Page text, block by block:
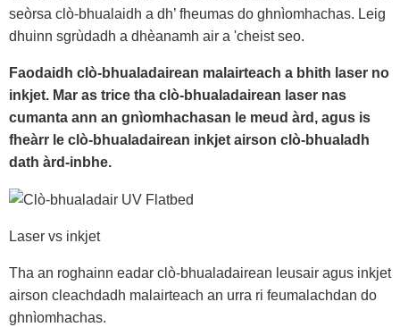
seòrsa clò-bhualaidh a dh’ fheumas do ghnìomhachas. Leig
dhuinn sgrùdadh a dhèanamh air a 'cheist seo.
Faodaidh clò-bhualadairean malairteach a bhith laser no
inkjet. Mar as trice tha clò-bhualadairean laser nas
cumanta ann an gnìomhachasan le meud àrd, agus is
fheàrr le clò-bhualadairean inkjet airson clò-bhualadh
dath àrd-inbhe.
Laser vs inkjet
Tha an roghainn eadar clò-bhualadairean leusair agus inkjet
airson cleachdadh malairteach an urra ri feumalachdan do
ghnìomhachas.